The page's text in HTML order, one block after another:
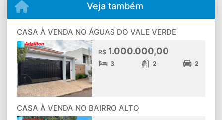
Veja também
CASA À VENDA NO ÁGUAS DO VALE VERDE
R$ 1.000.000,00
3 2 2
CASA À VENDA NO BAIRRO ALTO